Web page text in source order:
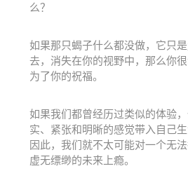
么？
如果那只蝎子什么都没做，它只
去，消失在你的视野中，那么你
为了你的祝福。
如果我们都曾经历过类似的体验
实、紧张和明晰的感觉带入自己生
因此，我们就不太可能对一个无
虚无缥缈的未来上瘾。